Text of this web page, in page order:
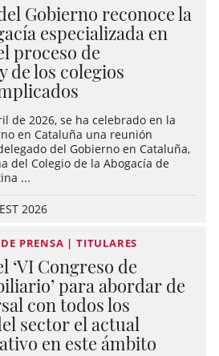
Gobierno reconoce la
especializada en
proceso de
de los colegios
de 2026, se ha celebrado en la
en Cataluña una reunión
del Gobierno en Cataluña,
del Colegio de la Abogacía de
...
2026
PRENSA | TITULARES
‘VI Congreso de
para abordar de
con todos los
sector el actual
en este ámbito